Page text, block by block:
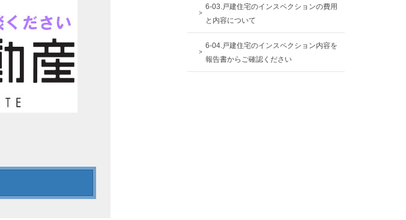
6-03.戸建住宅のインスペクションの費用
と内容について
6-04.戸建住宅のインスペクション内容を
報告書からご確認ください